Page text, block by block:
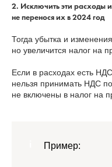
2. Исключить эти расходы
не перенося их в 2024 год
Тогда убытка и
но увеличится налог на
Если в расходах есть
нельзя принимать НДС
не включены в налог на
Пример: